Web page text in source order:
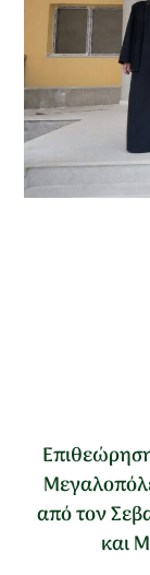
από τον
και